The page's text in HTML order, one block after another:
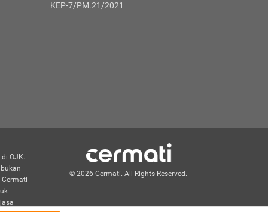
KEP-7/PM.21/2021
OJK.
© 2026 Cermati. All Rights Reserved.